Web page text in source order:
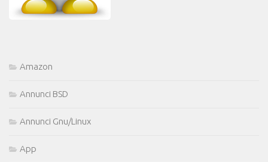
Amazon
Annunci BSD
Annunci Gnu/Linux
App